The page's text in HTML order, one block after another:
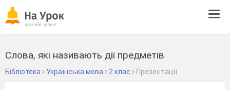
Слова, які називають дії предметів
Бібліотека Українська мова 2 клас Презентації